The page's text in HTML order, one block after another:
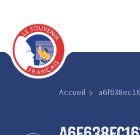
Accueil